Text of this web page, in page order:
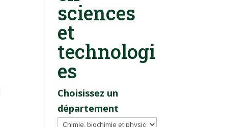
sciences
et
technologi
es
Choisissez un
département